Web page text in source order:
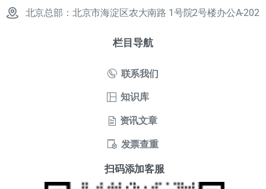
北京总部：北京市海淀区农大南路 1号院2号楼办公A-202
栏目导航
联系我们
知识库
资讯文章
发票查重
扫码添加客服